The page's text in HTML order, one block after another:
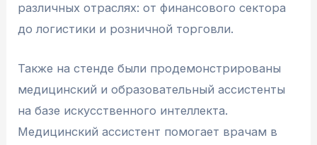
различных отраслях: от финансового сектора
до логистики и розничной торговли.
Также на стенде были продемонстрированы
медицинский и образовательный ассистенты
на базе искусственного интеллекта.
Медицинский ассистент помогает врачам в